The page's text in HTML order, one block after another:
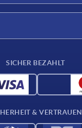
SICHER BEZAHLT
& VERTRAUEN